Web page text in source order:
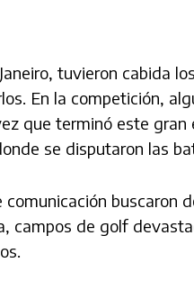
tuvieron cabida
En la competición,
que terminó este
se disputaron las
buscaron
campos de golf